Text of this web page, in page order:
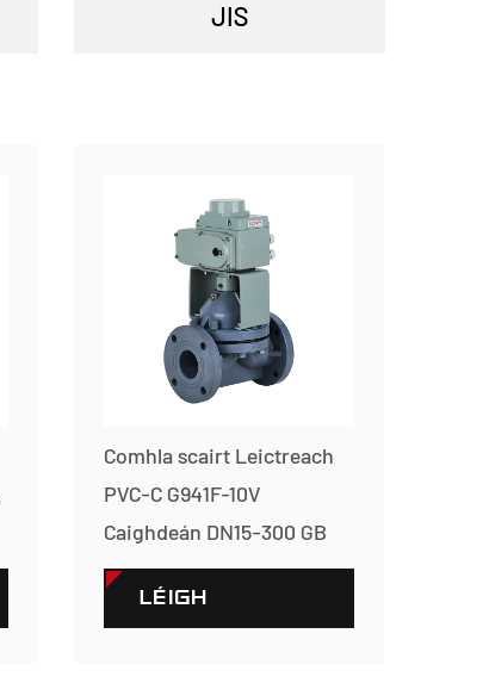
Comhla scairt Leictreach
PVC-C G941F-10V
Caighdeán DN15-300 GB
LÉIGH